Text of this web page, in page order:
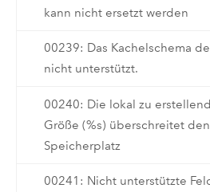
kann nicht ersetzt werden
00239: Das Kachelschema
nicht unterstützt.
00240: Die lokal zu
Größe (%s) überschreitet
Speicherplatz
00241: Nicht unterstützte